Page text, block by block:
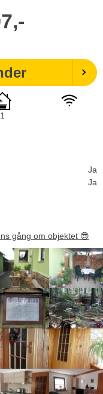
1
Ja
Ja
gång om objektet 😎